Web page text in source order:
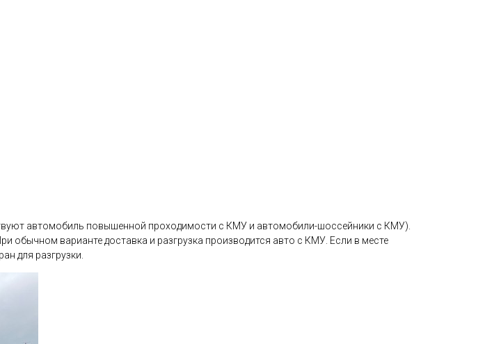
автомобиль повышенной проходимости с КМУ и автомобили-шоссейники с КМУ).
варианте доставка и разгрузка производится авто с КМУ. Если в месте
для разгрузки.